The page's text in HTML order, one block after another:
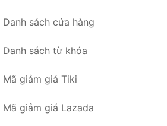
Danh sách cửa hàng
Danh sách từ khóa
Mã giảm giá Tiki
Mã giảm giá Lazada